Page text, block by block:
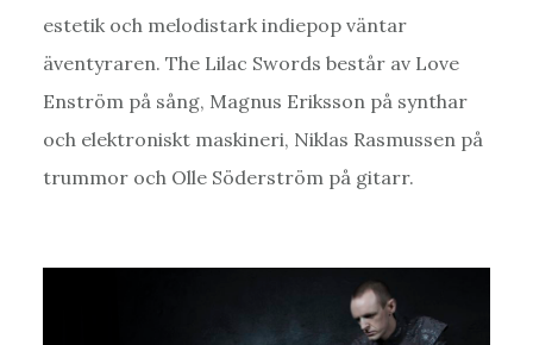
estetik och melodistark indiepop väntar
äventyraren. The Lilac Swords består av Love
Enström på sång, Magnus Eriksson på synthar
och elektroniskt maskineri, Niklas Rasmussen på
trummor och Olle Söderström på gitarr.